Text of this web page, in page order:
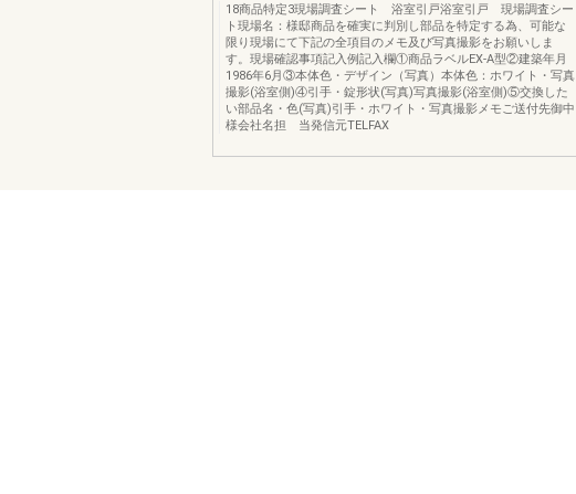
18商品特定3現場調査シート 浴室引戸浴室引戸 現場調査シー
ト現場名：様邸商品を確実に判別し部品を特定する為、可能な
限り現場にて下記の全項目のメモ及び写真撮影をお願いしま
す。現場確認事項記入例記入欄①商品ラベルEX-A型②建築年月
1986年6月③本体色・デザイン（写真）本体色：ホワイト・写真
撮影(浴室側)④引手・錠形状(写真)写真撮影(浴室側)⑤交換した
い部品名・色(写真)引手・ホワイト・写真撮影メモご送付先御中
様会社名担 当発信元TELFAX